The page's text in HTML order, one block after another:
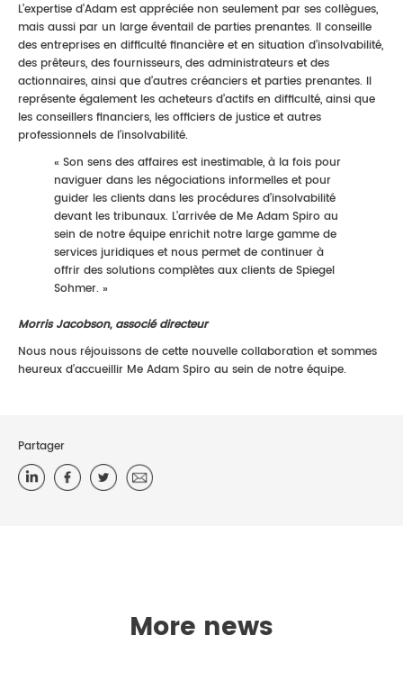
L’expertise d’Adam est appréciée non seulement par ses collègues,
mais aussi par un large éventail de parties prenantes. Il conseille
des entreprises en difficulté financière et en situation d’insolvabilité,
des prêteurs, des fournisseurs, des administrateurs et des
actionnaires, ainsi que d’autres créanciers et parties prenantes. Il
représente également les acheteurs d’actifs en difficulté, ainsi que
les conseillers financiers, les officiers de justice et autres
professionnels de l’insolvabilité.
« Son sens des affaires est inestimable, à la fois pour
naviguer dans les négociations informelles et pour
guider les clients dans les procédures d’insolvabilité
devant les tribunaux. L’arrivée de Me Adam Spiro au
sein de notre équipe enrichit notre large gamme de
services juridiques et nous permet de continuer à
offrir des solutions complètes aux clients de Spiegel
Sohmer. »
Morris Jacobson, associé directeur
Nous nous réjouissons de cette nouvelle collaboration et sommes
heureux d’accueillir Me Adam Spiro au sein de notre équipe.
Partager
More news